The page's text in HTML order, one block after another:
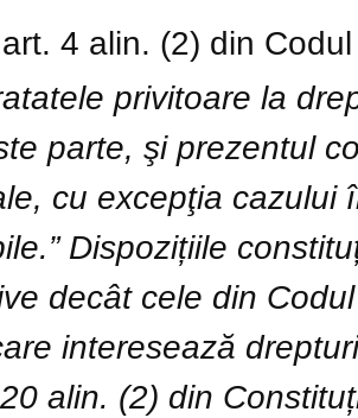
4 alin. (2) din Codul
privitoare la
parte, şi prezentul
cu excepţia cazului
Dispozițiile
decât cele din
interesează
alin. (2) din